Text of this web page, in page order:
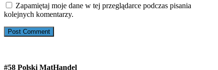
Zapamiętaj moje dane w tej przeglądarce podczas pisania
kolejnych komentarzy.
#58 Polski MatHandel